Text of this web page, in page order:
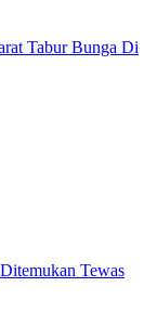
Tabur Bunga Di
Tewas